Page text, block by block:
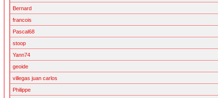
Bernard
francois
Pascal68
stoop
Yann74
geoide
villegas juan carlos
Philippe